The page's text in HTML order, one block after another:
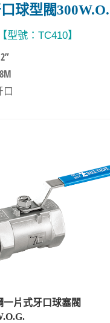
球型閥
型號：TC410】
口
一片式牙口球塞閥